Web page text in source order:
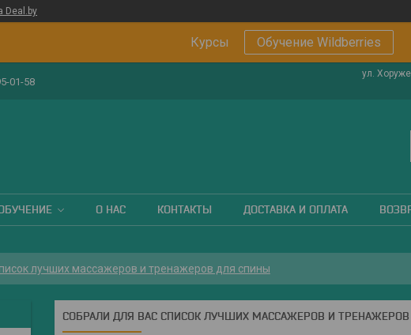
Deal.by
Курсы Обучение Wildberries
01-58
ул.
О НАС КОНТАКТЫ ДОСТАВКА И ОПЛАТА
лучших массажеров и тренажеров для спины
СОБРАЛИ ДЛЯ ВАС СПИСОК ЛУЧШИХ МАССАЖЕРОВ И